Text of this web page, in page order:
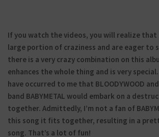
If you watch the videos, you will realize that
large portion of craziness and are eager to
there is a very crazy combination on this
enhances the whole thing and is very
have occurred to me that BLOODYWOOD
band BABYMETAL would embark on a
together. Admittedly, I’m not a fan of
this song it fits together, resulting in a
song. That’s a lot of fun!